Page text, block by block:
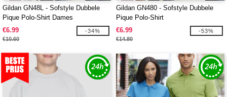
Gildan GN48L - Sofstyle Dubbele
Pique Polo-Shirt Dames
€6.99
€10.60
-34%
Gildan GN480 - Sofstyle Dubbele
Pique Polo-Shirt
€6.99
€14.80
-53%